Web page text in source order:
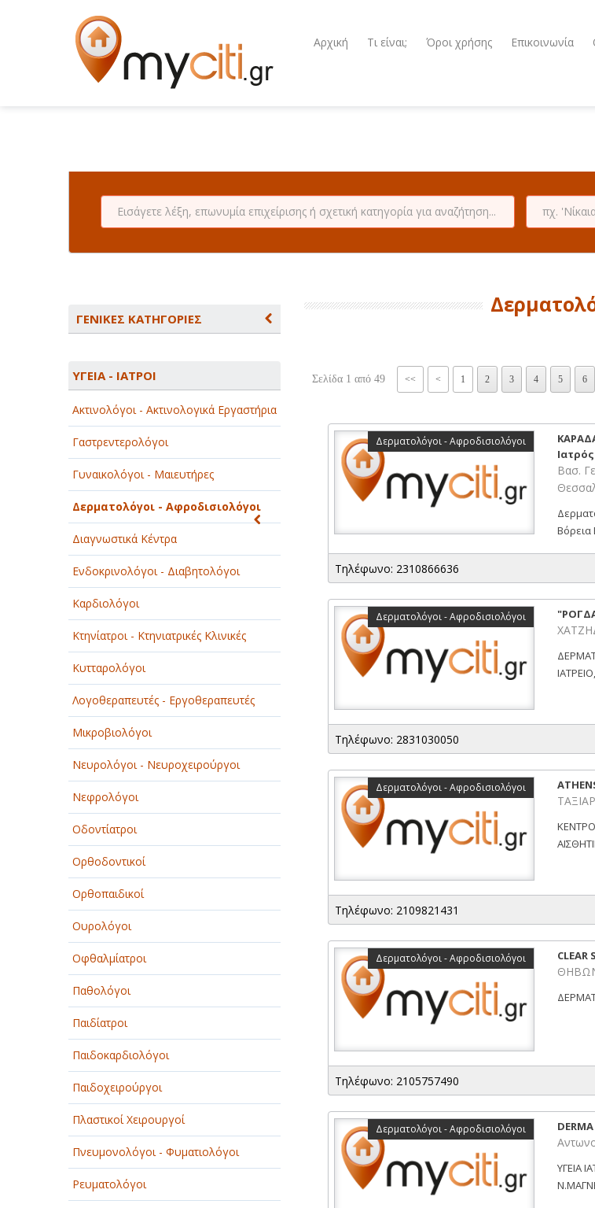
Αρχική Τι είναι; Όροι χρήσης Επικοινωνία
ΓΕΝΙΚΕΣ ΚΑΤΗΓΟΡΙΕΣ
ΑΘΛΗΤΙΣΜΟΣ
ΑΥΤΟΚΙΝΗΤΑ - ΜΗΧΑΝΕΣ - ΣΚΑΦΗ
ΔΙΑΣΚΕΔΑΣΗ - ΨΥΧΑΓΩΓΙΑ - ΤΕΧΝΕΣ
ΔΙΑΦΗΜΙΣΗ - ΜΜΕ
ΕΚΚΛΗΣΙΕΣ - ΦΙΛΑΝΘΡΩΠΙΚΑ
ΣΩΜΑΤΕΙΑ
ΕΚΠΑΙΔΕΥΣΗ - ΣΧΟΛΕΣ
ΕΜΠΟΡΙΟ - ΕΜΠΟΡΙΚΑ ΚΑΤΑΣΤΗΜΑΤΑ
ΕΡΓΟΣΤΑΣΙΑ - ΒΙΟΜΗΧΑΝΙΕΣ
ΞΕΝΟΔΟΧΕΙΑ - ΤΟΥΡΙΣΜΟΣ
ΟΜΟΡΦΙΑ
ΠΑΡΟΧΗ ΥΠΗΡΕΣΙΩΝ
ΤΕΧΝΙΚΑ - ΚΑΤΑΣΚΕΥΑΣΤΙΚΑ
ΤΕΧΝΟΛΟΓΙΑ
ΥΓΕΙΑ - ΙΑΤΡΟΙ
ΦΑΓΗΤΟ
ΥΓΕΙΑ - ΙΑΤΡΟΙ
Ακτινολόγοι - Ακτινολογικά Εργαστήρια
Γαστρεντερολόγοι
Γυναικολόγοι - Μαιευτήρες
Δερματολόγοι - Αφροδισιολόγοι
Διαγνωστικά Κέντρα
Ενδοκρινολόγοι - Διαβητολόγοι
Καρδιολόγοι
Κτηνίατροι - Κτηνιατρικές Κλινικές
Κυτταρολόγοι
Λογοθεραπευτές - Εργοθεραπευτές
Μικροβιολόγοι
Νευρολόγοι - Νευροχειρούργοι
Νεφρολόγοι
Οδοντίατροι
Ορθοδοντικοί
Ορθοπαιδικοί
Ουρολόγοι
Οφθαλμίατροι
Παθολόγοι
Παιδίατροι
Παιδοκαρδιολόγοι
Παιδοχειρούργοι
Πλαστικοί Χειρουργοί
Πνευμονολόγοι - Φυματιολόγοι
Ρευματολόγοι
Σελίδα 1 από 49 << < 1 2 3 4 5 6
Δερματολόγοι - Αφροδισιολόγοι
Βασ.
Βόρεια
Τηλέφωνο: 2310866636
Δερματολόγοι - Αφροδισιολόγοι
Τηλέφωνο: 2831030050
Δερματολόγοι - Αφροδισιολόγοι
Τηλέφωνο: 2109821431
Δερματολόγοι - Αφροδισιολόγοι
ΘΗΒΩΝ
Τηλέφωνο: 2105757490
Δερματολόγοι - Αφροδισιολόγοι
ΥΓΕΙΑ